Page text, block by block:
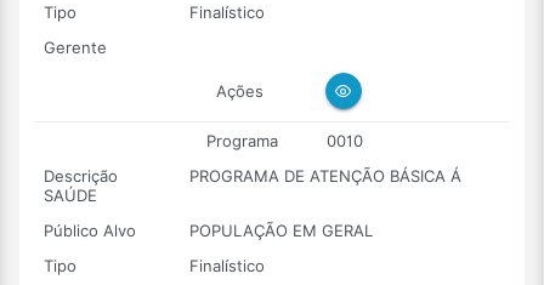
Tipo
Finalístico
Gerente
Ações
Programa
0010
Descrição
PROGRAMA DE ATENÇÃO BÁSICA Á
SAÚDE
Público Alvo
POPULAÇÃO EM GERAL
Tipo
Finalístico